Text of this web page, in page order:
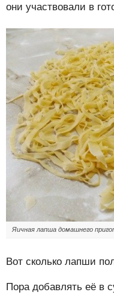
они участвовали в
Яичная лапша домашнего
Вот сколько лапши
Пора добавлять её в